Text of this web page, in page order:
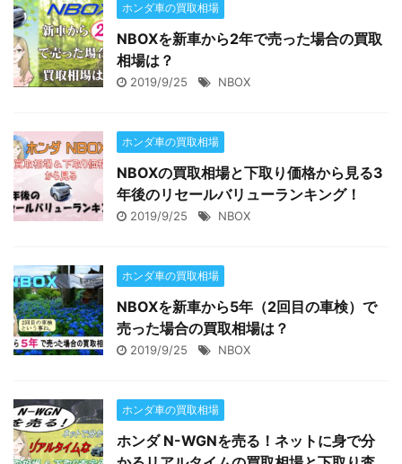
ホンダ車の買取相場
NBOXを新車から2年で売った場合の買取
相場は？
2019/9/25 NBOX
ホンダ車の買取相場
NBOXの買取相場と下取り価格から見る3
年後のリセールバリューランキング！
2019/9/25 NBOX
ホンダ車の買取相場
NBOXを新車から5年（2回目の車検）で
売った場合の買取相場は？
2019/9/25 NBOX
ホンダ車の買取相場
ホンダ N-WGNを売る！ネットに身で分